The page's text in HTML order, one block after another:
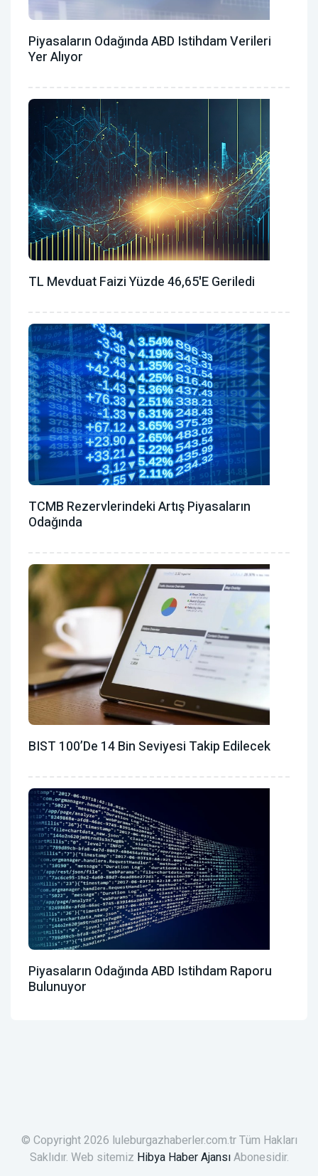
Piyasaların Odağında ABD Istihdam Verileri
Yer Alıyor
TL Mevduat Faizi Yüzde 46,65'e Geriledi
TCMB Rezervlerindeki Artış Piyasaların
Odağında
BIST 100’de 14 Bin Seviyesi Takip Edilecek
Piyasaların Odağında ABD Istihdam Raporu
Bulunuyor
© Copyright 2026 luleburgazhaberler.com.tr Tüm Hakları
Saklıdır. Web sitemiz Hibya Haber AjansıAbonesidir.